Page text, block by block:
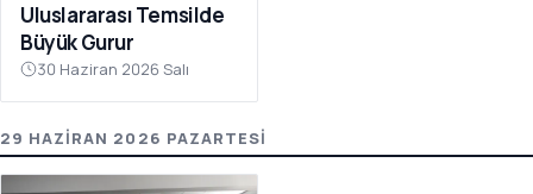
Uluslararası Temsilde
Büyük Gurur
30 Haziran 2026 Salı
29 HAZIRAN 2026 PAZARTESI